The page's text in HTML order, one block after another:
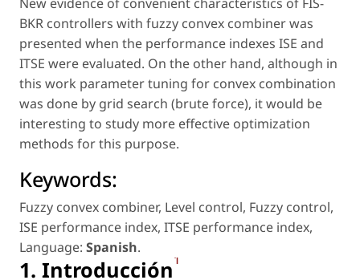
BKR controllers with fuzzy convex combiner was
presented when the performance indexes ISE and
ITSE were evaluated. On the other hand, although in
this work parameter tuning for convex combination
was done by grid search (brute force), it would be
interesting to study more effective optimization
methods for this purpose.
Keywords:
Fuzzy convex combiner, Level control, Fuzzy control,
ISE performance index, ITSE performance index,
Language: Spanish.
1. Introducción1